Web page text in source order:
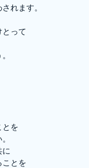
れます。
って
とを
に
ことを